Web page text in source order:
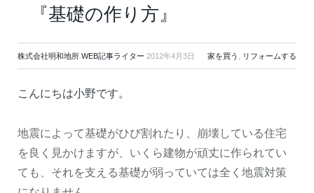
『基礎の作り方』
株式会社明和地所 WEB記事ライター 2012年4月3日 家を買う リフォームする
こんにちは小野です。
地震によって基礎がひび割れたり、崩壊している住宅
を良く見かけますが、いくら建物が頑丈に作られてい
ても、それを支える基礎が弱っていては全く地震対策